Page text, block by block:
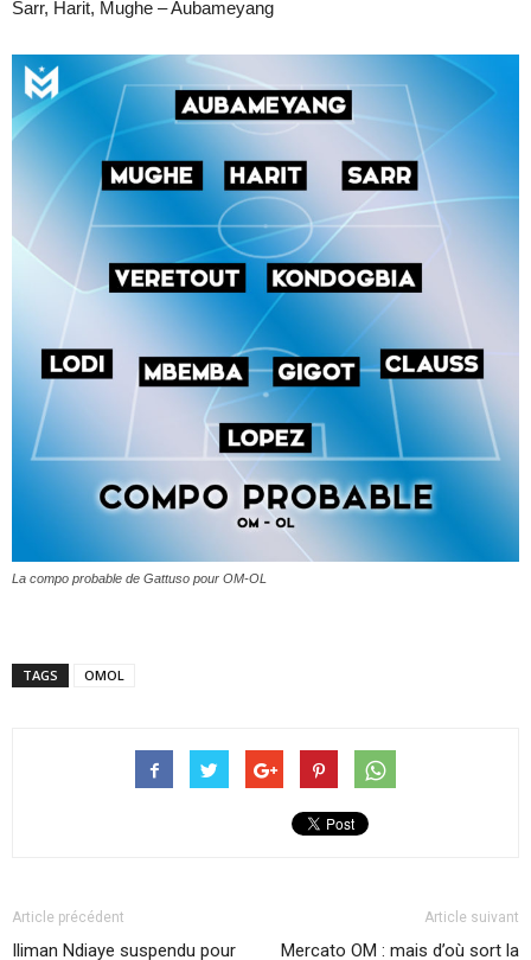
Sarr, Harit, Mughe – Aubameyang
La compo probable de Gattuso pour OM-OL
TAGS OMOL
Article précédent
Iliman Ndiaye suspendu pour
Article suivant
Mercato OM : mais d’où sort la